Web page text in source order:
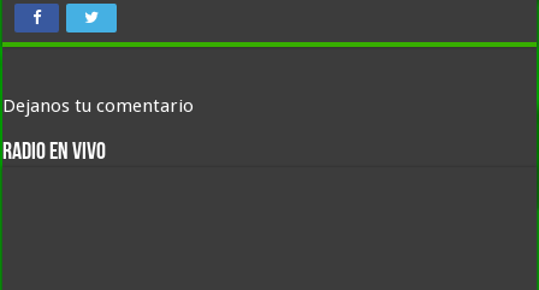
Dejanos tu comentario
RADIO EN VIVO